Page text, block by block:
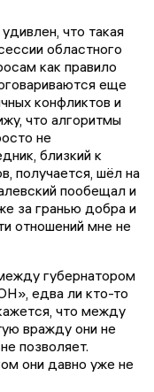
что такая
областного
как правило
еще
конфликтов и
что алгоритмы
не
близкий к
получается, шёл на
пообещал и
за гранью добра и
отношений мне не
губернатором
едва ли кто-то
что между
вражду они не
позволяет.
они давно уже не